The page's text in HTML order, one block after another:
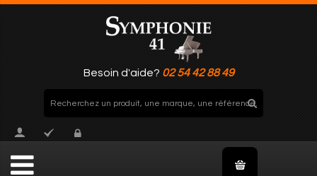
Besoin d'aide? 02 54 42 88 49